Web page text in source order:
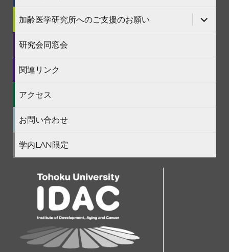
開
ー
を
展
開
加齢医学研究所へのご支援のお願い
サ
ブ
メ
ー
開
研究会同窓会
関連リンク
アクセス
お問い合わせ
学内LAN限定